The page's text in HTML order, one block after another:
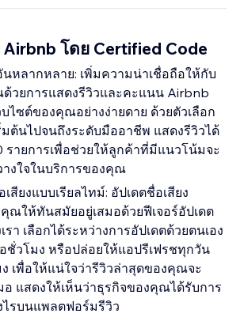
โดย Certified Code
นหลากหลาย: เพิ่มความน่าเชื่อถือให้กับ
วยการแสดงรีวิวและคะแนน Airbnb
บไซต์ของคุณอย่างง่ายดาย ด้วยตัวเลือก
มต้นไปจนถึงระดับมืออาชีพ แสดงรีวิวได้
รายการเพื่อช่วยให้ลูกค้าที่มีแนวโน้มจะ
างใจในบริการของคุณ
สียงแบบเรียลไทม์: อัปเดตชื่อเสียง
ณให้ทันสมัยอยู่เสมอด้วยฟีเจอร์อัปเดต
า เลือกได้ระหว่างการอัปเดตด้วยตนเอง
ชั่วโมง หรือปล่อยให้แอปรีเฟรชทุกวัน
เพื่อให้แน่ใจว่ารีวิวล่าสุดของคุณจะ
อ แสดงให้เห็นว่าธุรกิจของคุณได้รับการ
ไรบนแพลตฟอร์มรีวิว